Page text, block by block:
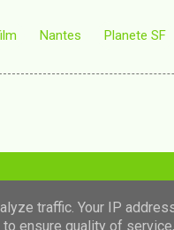
Nantes Planete SF
thèmes deluoman
traffic. Your IP
ensure quality of